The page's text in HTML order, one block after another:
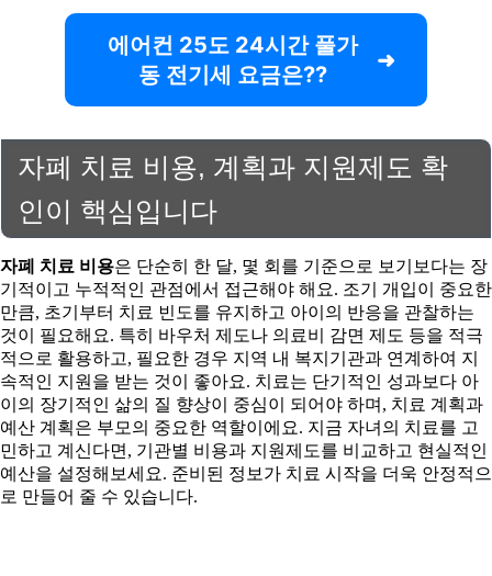
에어컨 25도 24시간 풀가
동 전기세 요금은??
자폐 치료 비용, 계획과 지원제도 확
인이 핵심입니다
자폐 치료 비용은 단순히 한 달, 몇 회를 기준으로 보기보다는 장
기적이고 누적적인 관점에서 접근해야 해요. 조기 개입이 중요한
만큼, 초기부터 치료 빈도를 유지하고 아이의 반응을 관찰하는
것이 필요해요. 특히 바우처 제도나 의료비 감면 제도 등을 적극
적으로 활용하고, 필요한 경우 지역 내 복지기관과 연계하여 지
속적인 지원을 받는 것이 좋아요. 치료는 단기적인 성과보다 아
이의 장기적인 삶의 질 향상이 중심이 되어야 하며, 치료 계획과
예산 계획은 부모의 중요한 역할이에요. 지금 자녀의 치료를 고
민하고 계신다면, 기관별 비용과 지원제도를 비교하고 현실적인
예산을 설정해보세요. 준비된 정보가 치료 시작을 더욱 안정적으
로 만들어 줄 수 있습니다.